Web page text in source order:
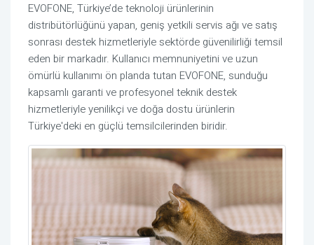
EVOFONE, Türkiye’de teknoloji ürünlerinin
distribütörlüğünü yapan, geniş yetkili servis ağı ve satış
sonrası destek hizmetleriyle sektörde güvenilirliği temsil
eden bir markadır. Kullanıcı memnuniyetini ve uzun
ömürlü kullanımı ön planda tutan EVOFONE, sunduğu
kapsamlı garanti ve profesyonel teknik destek
hizmetleriyle yenilikçi ve doğa dostu ürünlerin
Türkiye'deki en güçlü temsilcilerinden biridir.